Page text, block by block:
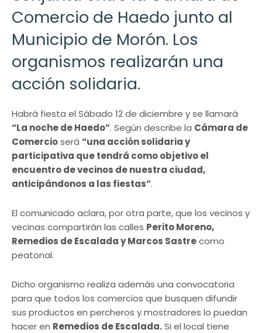
Comercio de Haedo junto al
Municipio de Morón. Los
organismos realizarán una
acción solidaria.
Habrá fiesta el Sábado 12 de diciembre y se llamará
“La noche de Haedo”. Según describe la Cámara de
Comercioserá “una acción solidaria y
participativa que tendrá como objetivo el
encuentro de vecinos de nuestra ciudad,
anticipándonos a las fiestas”.
El comunicado aclara, por otra parte, que los vecinos y
vecinas compartirán las calles Perito Moreno,
Remedios de Escalada y Marcos Sastrecomo
peatonal.
Dicho organismo realiza además una convocatoria
para que todos los comercios que busquen difundir
sus productos en percheros y mostradores lo puedan
hacer en Remedios de Escalada.Si el local tiene